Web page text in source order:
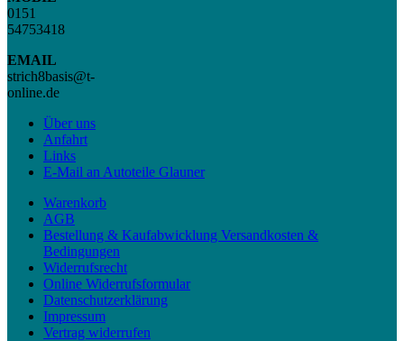
0151
54753418
EMAIL
strich8basis@t-
online.de
Über uns
Anfahrt
Links
E-Mail an Autoteile Glauner
Warenkorb
AGB
Bestellung & Kaufabwicklung Versandkosten &
Bedingungen
Widerrufsrecht
Online Widerrufsformular
Datenschutzerklärung
Impressum
Vertrag widerrufen